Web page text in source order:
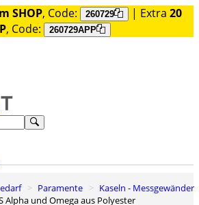
SHOP, Code: 260729 | Extra 20
, Code: 260729APP
Paramente
Kaseln - Messgewänder
Alpha und Omega aus Polyester